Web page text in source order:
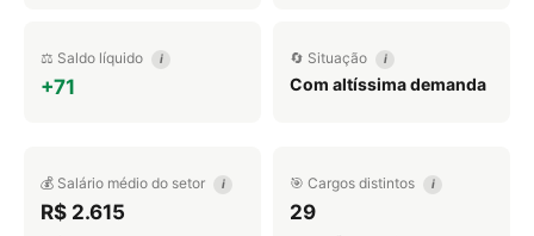
⚖️ Saldo líquido i
+71
🔄 Situação i
Com altíssima demanda
💰 Salário médio do setor i
R$ 2.615
🎯 Cargos distintos i
29